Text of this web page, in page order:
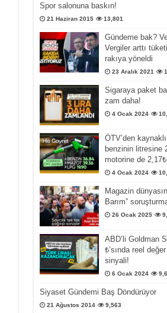
Spor salonuna baskın!
21 Haziran 2015 13,801
Gündeme bak?
Vergiler arttı
rakıya yöneldi
23 Aralık 2021
Sigaraya paket
zam daha!
4 Ocak 2024
ÖTV’den
benzinin litresine
motorine de
4 Ocak 2024
Magazin
Barım”
26 Ocak 2025
ABD’li Goldman
₺’sında reel
sinyali!
6 Ocak 2024
Siyaset Gündemi Baş Döndürüyor
21 Ağustos 2014 9,563